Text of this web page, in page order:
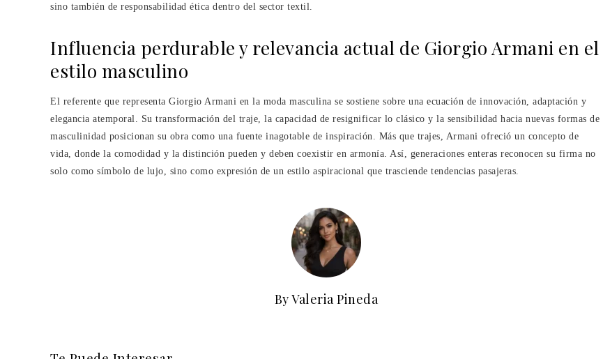
sino también de responsabilidad ética dentro del sector textil.
Influencia perdurable y relevancia actual de Giorgio Armani en el
estilo masculino
El referente que representa Giorgio Armani en la moda masculina se sostiene sobre una ecuación de innovación, adaptación y
elegancia atemporal. Su transformación del traje, la capacidad de resignificar lo clásico y la sensibilidad hacia nuevas formas de
masculinidad posicionan su obra como una fuente inagotable de inspiración. Más que trajes, Armani ofreció un concepto de
vida, donde la comodidad y la distinción pueden y deben coexistir en armonía. Así, generaciones enteras reconocen su firma no
solo como símbolo de lujo, sino como expresión de un estilo aspiracional que trasciende tendencias pasajeras.
By Valeria Pineda